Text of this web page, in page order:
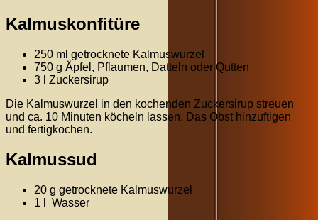
Kalmuskonfitüre
250 ml getrocknete Kalmuswurzel
750 g Äpfel, Pflaumen, Datteln oder Qutten
3 l Zuckersirup
Die Kalmuswurzel in den kochenden Zuckersirup streuen
und ca. 10 Minuten köcheln lassen. Das Obst hinzuftigen
und fertigkochen.
Kalmussud
20 g getrocknete Kalmuswurzel
1 l Wasser